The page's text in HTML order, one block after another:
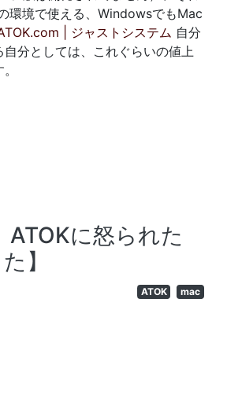
環境で使える、WindowsでもMac
| ジャストシステム 自分
分としては、これぐらいの値上
ATOKに怒られた
】
ATOK mac